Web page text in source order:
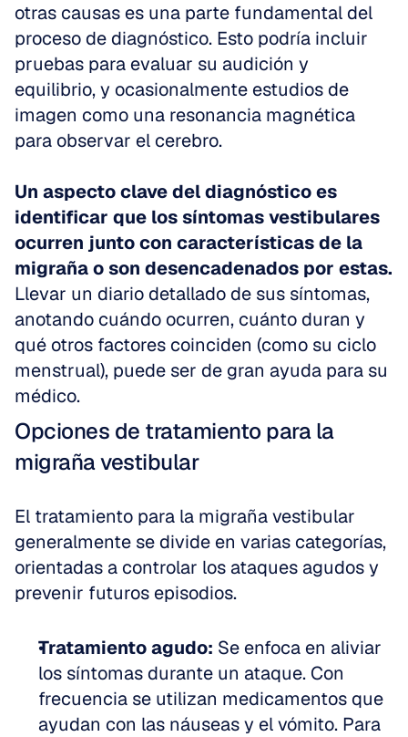
otras causas es una parte fundamental del
proceso de diagnóstico. Esto podría incluir
pruebas para evaluar su audición y
equilibrio, y ocasionalmente estudios de
imagen como una resonancia magnética
para observar el cerebro.
Un aspecto clave del diagnóstico es
identificar que los síntomas vestibulares
ocurren junto con características de la
migraña o son desencadenados por estas.
Llevar un diario detallado de sus síntomas,
anotando cuándo ocurren, cuánto duran y
qué otros factores coinciden (como su ciclo
menstrual), puede ser de gran ayuda para su
médico.
Opciones de tratamiento para la
migraña vestibular
El tratamiento para la migraña vestibular
generalmente se divide en varias categorías,
orientadas a controlar los ataques agudos y
prevenir futuros episodios.
Tratamiento agudo: Se enfoca en aliviar
los síntomas durante un ataque. Con
frecuencia se utilizan medicamentos que
ayudan con las náuseas y el vómito. Para